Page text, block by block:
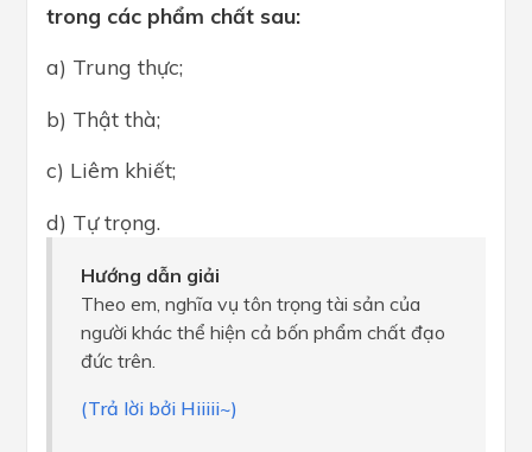
trong các phẩm chất sau:
a) Trung thực;
b) Thật thà;
c) Liêm khiết;
d) Tự trọng.
Hướng dẫn giải
Theo em, nghĩa vụ tôn trọng tài sản của
người khác thể hiện cả bốn phẩm chất đạo
đức trên.
(Trả lời bởi Hiiiii~)